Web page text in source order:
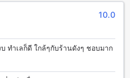
และอาหารตะวันตกที่ผสมผสานกัน
งยังมีบริการรูมเซอร์วิสอาหารให้
นอกจากนี้ยังมีบริการเช็คอินและ
นเพื่อให้คุณมีความสะอาดและ
10.0
ทำเลก็ดี ใกล้ๆกับร้านดังๆ ชอบมาก